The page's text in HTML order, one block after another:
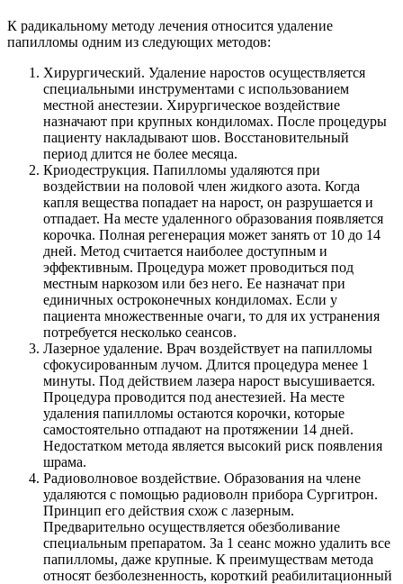
К радикальному методу лечения относится удаление
папилломы одним из следующих методов:
Хирургический. Удаление наростов осуществляется
специальными инструментами с использованием
местной анестезии. Хирургическое воздействие
назначают при крупных кондиломах. После процедуры
пациенту накладывают шов. Восстановительный
период длится не более месяца.
Криодеструкция. Папилломы удаляются при
воздействии на половой член жидкого азота. Когда
капля вещества попадает на нарост, он разрушается и
отпадает. На месте удаленного образования появляется
корочка. Полная регенерация может занять от 10 до 14
дней. Метод считается наиболее доступным и
эффективным. Процедура может проводиться под
местным наркозом или без него. Ее назначат при
единичных остроконечных кондиломах. Если у
пациента множественные очаги, то для их устранения
потребуется несколько сеансов.
Лазерное удаление. Врач воздействует на папилломы
сфокусированным лучом. Длится процедура менее 1
минуты. Под действием лазера нарост высушивается.
Процедура проводится под анестезией. На месте
удаления папилломы остаются корочки, которые
самостоятельно отпадают на протяжении 14 дней.
Недостатком метода является высокий риск появления
шрама.
Радиоволновое воздействие. Образования на члене
удаляются с помощью радиоволн прибора Сургитрон.
Принцип его действия схож с лазерным.
Предварительно осуществляется обезболивание
специальным препаратом. За 1 сеанс можно удалить все
папилломы, даже крупные. К преимуществам метода
относят безболезненность, короткий реабилитационный